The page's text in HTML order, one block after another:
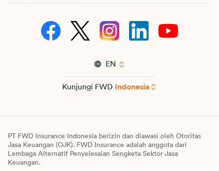
EN
Kunjungi FWD Indonesia
PT FWD Insurance Indonesia berizin dan diawasi oleh Otoritas
Jasa Keuangan (OJK). FWD Insurance adalah anggota dari
Lembaga Alternatif Penyelesaian Sengketa Sektor Jasa
Keuangan.